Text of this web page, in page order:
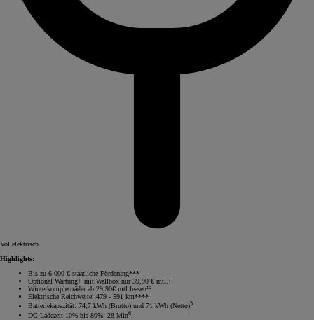
Vollelektrisch
Highlights:
Bis zu 6.000 € staatliche Förderung***
Optional Wartung+ mit Wallbox nur 39,90 € mtl.⁷
Winterkompletträder ab 29,90€ mtl leasen¹⁵
Elektrische Reichweite: 479 - 591 km****
Batteriekapazität: 74,7 kWh (Brutto) und 71 kWh (Netto)5
DC Ladezeit 10% bis 80%: 28 Min6